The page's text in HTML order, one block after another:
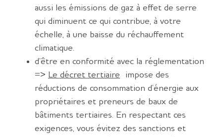
aussi les émissions de gaz à effet de serre
qui diminuent ce qui contribue, à votre
échelle, à une baisse du réchauffement
climatique.
d’être en conformité avec la réglementation
=> Le décret tertiaire impose des
réductions de consommation d’énergie aux
propriétaires et preneurs de baux de
bâtiments tertiaires. En respectant ces
exigences, vous évitez des sanctions et